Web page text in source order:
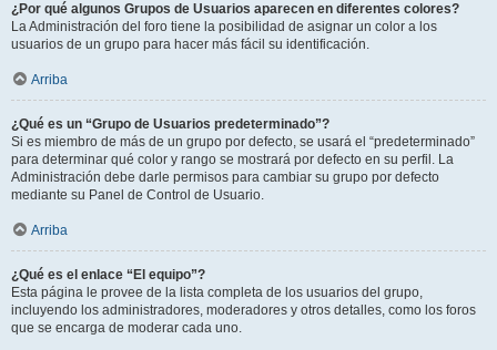
¿Por qué algunos Grupos de Usuarios aparecen en diferentes colores?
La Administración del foro tiene la posibilidad de asignar un color a los
usuarios de un grupo para hacer más fácil su identificación.
Arriba
¿Qué es un “Grupo de Usuarios predeterminado”?
Si es miembro de más de un grupo por defecto, se usará el “predeterminado”
para determinar qué color y rango se mostrará por defecto en su perfil. La
Administración debe darle permisos para cambiar su grupo por defecto
mediante su Panel de Control de Usuario.
Arriba
¿Qué es el enlace “El equipo”?
Esta página le provee de la lista completa de los usuarios del grupo,
incluyendo los administradores, moderadores y otros detalles, como los foros
que se encarga de moderar cada uno.